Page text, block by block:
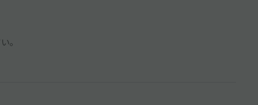
。